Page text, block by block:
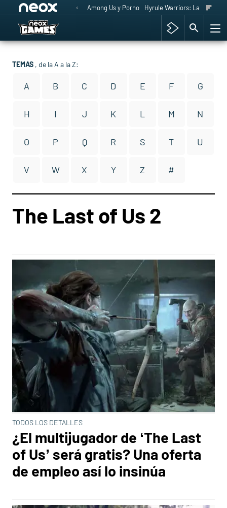
Among Us y Porno Hyrule Warriors: La Era del
TEMAS , de la A a la Z:
A B C D E F G
H I J K L M N
O P Q R S T U
V W X Y Z #
The Last of Us 2
TODOS LOS DETALLES
¿El multijugador de ‘The Last
of Us’ será gratis? Una oferta
de empleo así lo insinúa